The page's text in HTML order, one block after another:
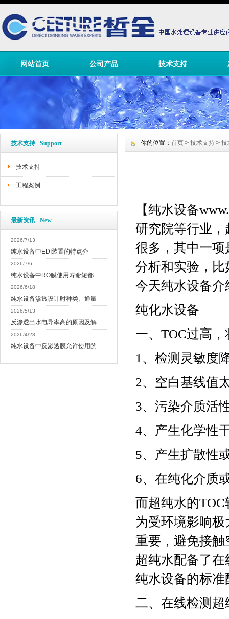
网站首页 公司产品 技术支持
技术支持 Support
技术支持
工程案例
最新资讯 New
2026/7/13
纯水设备中EDI装置的特点介
2026/7/6
纯水设备中RO膜使用寿命短都
2026/6/18
纯水设备渗透设计时种类、通量
2026/5/13
反渗透出水电导率高的原因及解
2026/4/28
纯水设备中反渗透膜允许使用的
你的位置： 首页 > 技术支持 > 技
【纯水设备
研究院等行业
很多，其中一项
分析和实验，比
今天纯水设备介
纯化水设备
一、 TOC过高，
1 、检测灵敏度
2、空白基线值
3、污染介质活
4、产生化学性
5、产生扩散性
6、在纯化介质
而超纯水的TOC
为受环境影响极
重要，避免接
超纯水配备了在
纯水设备的标准
二、在线检测超